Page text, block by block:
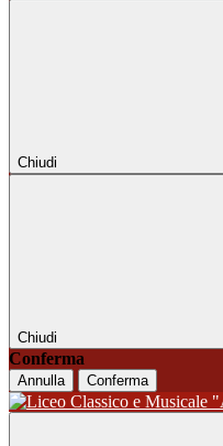
Chiudi
Chiudi
Conferma
Annulla Conferma